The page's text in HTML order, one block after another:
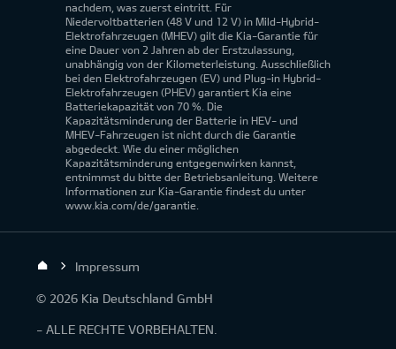
nachdem, was zuerst eintritt. Für
Niedervoltbatterien (48 V und 12 V) in Mild-Hybrid-
Elektrofahrzeugen (MHEV) gilt die Kia-Garantie für
eine Dauer von 2 Jahren ab der Erstzulassung,
unabhängig von der Kilometerleistung. Ausschließlich
bei den Elektrofahrzeugen (EV) und Plug-in Hybrid-
Elektrofahrzeugen (PHEV) garantiert Kia eine
Batteriekapazität von 70 %. Die
Kapazitätsminderung der Batterie in HEV- und
MHEV-Fahrzeugen ist nicht durch die Garantie
abgedeckt. Wie du einer möglichen
Kapazitätsminderung entgegenwirken kannst,
entnimmst du bitte der Betriebsanleitung. Weitere
Informationen zur Kia-Garantie findest du unter
www.kia.com/de/garantie.
Impressum
© 2026 Kia Deutschland GmbH
- ALLE RECHTE VORBEHALTEN.